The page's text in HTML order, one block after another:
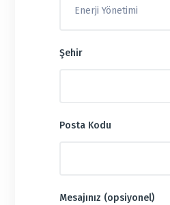
Şehir
Posta Kodu
Mesajınız (opsiyonel)